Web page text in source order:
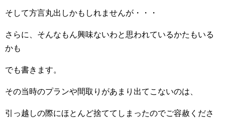
そして方言丸出しかもしれませんが・・・
さらに、そんなもん興味ないわと思われているかたもいる
かも
でも書きます。
その当時のプランや間取りがあまり出てこないのは、
引っ越しの際にほとんど捨ててしまったのでご容赦くださ